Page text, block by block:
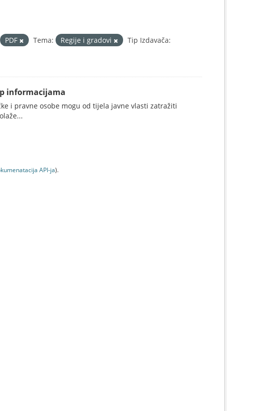
PDF Tema: Regije i gradovi
Tip Izdavača:
informacijama
i pravne osobe mogu od tijela javne vlasti zatražiti
API-jа).